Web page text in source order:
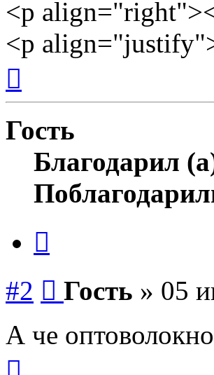
<p
<p
началу
Гость
Благодарил
#2 Гость » 05
А че